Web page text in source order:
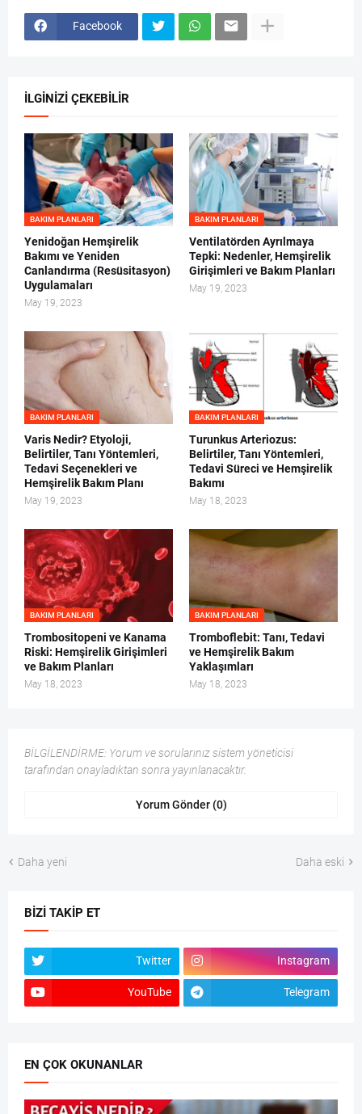
Facebook
İLGİNİZİ ÇEKEBİLİR
BAKIM PLANLARI
Yenidoğan Hemşirelik
Bakımı ve Yeniden
Canlandırma (Resüsitasyon)
Uygulamaları
May 19, 2023
BAKIM PLANLARI
Ventilatörden Ayrılmaya
Tepki: Nedenler, Hemşirelik
Girişimleri ve Bakım Planları
May 19, 2023
BAKIM PLANLARI
Varis Nedir? Etyoloji,
Belirtiler, Tanı Yöntemleri,
Tedavi Seçenekleri ve
Hemşirelik Bakım Planı
May 19, 2023
BAKIM PLANLARI
Turunkus Arteriozus:
Belirtiler, Tanı Yöntemleri,
Tedavi Süreci ve Hemşirelik
Bakımı
May 18, 2023
BAKIM PLANLARI
Trombositopeni ve Kanama
Riski: Hemşirelik Girişimleri
ve Bakım Planları
May 18, 2023
BAKIM PLANLARI
Tromboflebit: Tanı, Tedavi
ve Hemşirelik Bakım
Yaklaşımları
May 18, 2023
BİLGİLENDİRME: Yorum ve sorularınız sistem yöneticisi
tarafından onayladıktan sonra yayınlanacaktır.
Yorum Gönder (0)
Daha yeni Daha eski
BIZI TAKIP ET
Twitter Instagram
YouTube Telegram
EN ÇOK OKUNANLAR